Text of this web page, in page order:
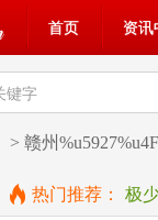
首页 资讯
> 赣州
热门推荐： 极